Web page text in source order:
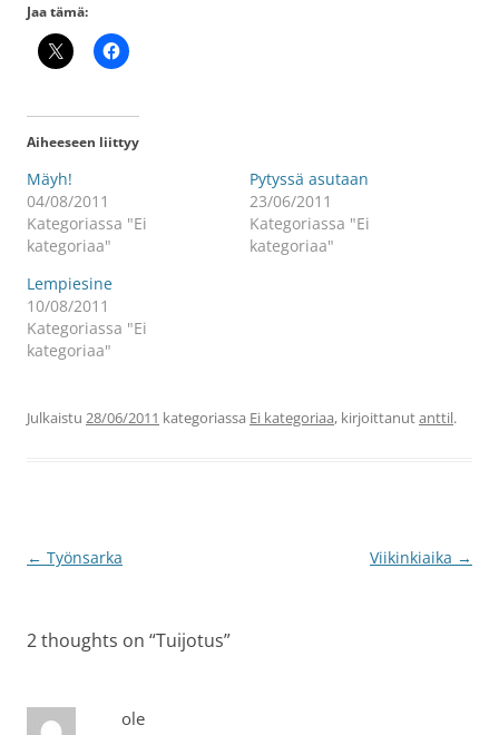
Jaa tämä:
Aiheeseen liittyy
Mäyh!
04/08/2011
Kategoriassa "Ei
kategoriaa"
Pytyssä asutaan
23/06/2011
Kategoriassa "Ei
kategoriaa"
Lempiesine
10/08/2011
Kategoriassa "Ei
kategoriaa"
Julkaistu 28/06/2011 kategoriassa Ei kategoriaa, kirjoittanutanttil.
Artikkelien
← Työnsarka Viikinkiaika →
2 thoughts on “Tuijotus”
ole